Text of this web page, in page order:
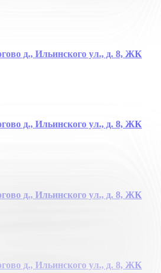
д., Ильинского ул., д. 8, ЖК
д., Ильинского ул., д. 8, ЖК
д., Ильинского ул., д. 8, ЖК
д., Ильинского ул., д. 8, ЖК